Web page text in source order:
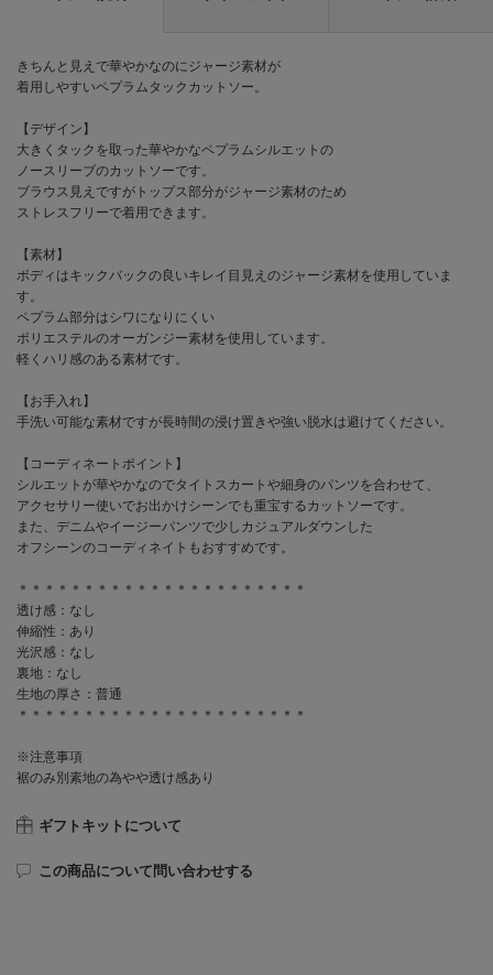
きちんと見えで華やかなのにジャージ素材が
着用しやすいペプラムタックカットソー。
【デザイン】
大きくタックを取った華やかなペプラムシルエットの
ノースリーブのカットソーです。
ブラウス見えですがトップス部分がジャージ素材のため
ストレスフリーで着用できます。
【素材】
ボディはキックバックの良いキレイ目見えのジャージ素材を使用していま
す。
ペプラム部分はシワになりにくい
ポリエステルのオーガンジー素材を使用しています。
軽くハリ感のある素材です。
【お手入れ】
手洗い可能な素材ですが長時間の浸け置きや強い脱水は避けてください。
【コーディネートポイント】
シルエットが華やかなのでタイトスカートや細身のパンツを合わせて、
アクセサリー使いでお出かけシーンでも重宝するカットソーです。
また、デニムやイージーパンツで少しカジュアルダウンした
オフシーンのコーディネイトもおすすめです。
＊＊＊＊＊＊＊＊＊＊＊＊＊＊＊＊＊＊＊＊＊＊
透け感：なし
伸縮性：あり
光沢感：なし
裏地：なし
生地の厚さ：普通
＊＊＊＊＊＊＊＊＊＊＊＊＊＊＊＊＊＊＊＊＊＊
※注意事項
裾のみ別素地の為やや透け感あり
ギフトキットについて
この商品について問い合わせする